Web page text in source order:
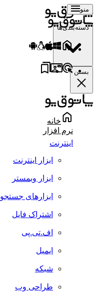
منو
دسته‌بندی‌ها
بستن
خانه
نرم افزار
اینترنت
ابزار اینترنت
ابزار وبمستر
ابزارهای جستجو
اشتراک فایل
اف.تی.پی
ایمیل
شبکه
طراحی وب